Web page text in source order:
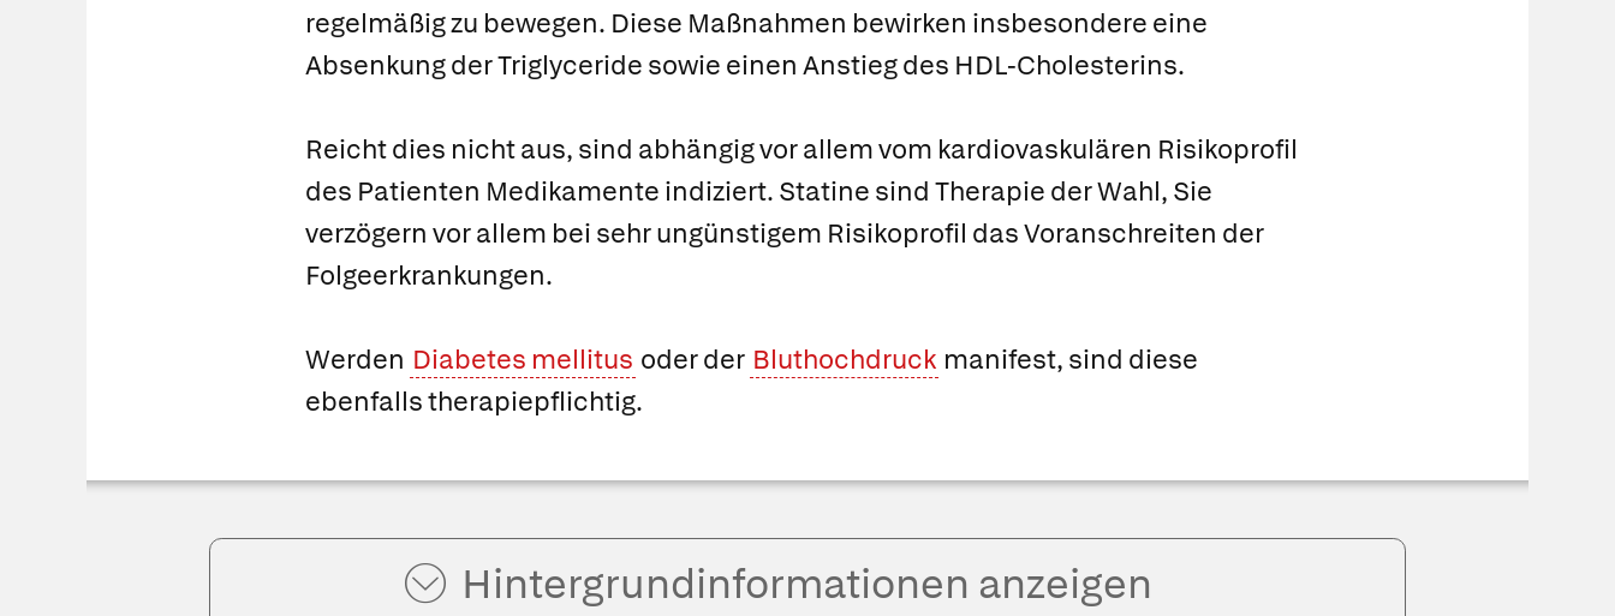
regelmäßig zu bewegen. Diese Maßnahmen bewirken insbesondere eine
Absenkung der Triglyceride sowie einen Anstieg des HDL-Cholesterins.
Reicht dies nicht aus, sind abhängig vor allem vom kardiovaskulären Risikoprofil
des Patienten Medikamente indiziert. Statine sind Therapie der Wahl, Sie
verzögern vor allem bei sehr ungünstigem Risikoprofil das Voranschreiten der
Folgeerkrankungen.
Werden Diabetes mellitus oder der Bluthochdruck manifest, sind diese
ebenfalls therapiepflichtig.
Hintergrund­informationen anzeigen